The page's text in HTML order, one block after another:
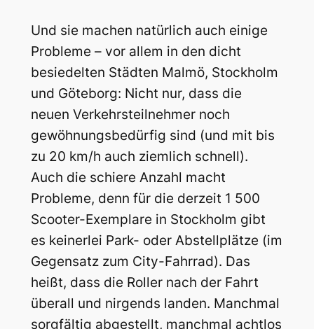
Und sie machen natürlich auch einige
Probleme – vor allem in den dicht
besiedelten Städten Malmö, Stockholm
und Göteborg: Nicht nur, dass die
neuen Verkehrsteilnehmer noch
gewöhnungsbedürfig sind (und mit bis
zu 20 km/h auch ziemlich schnell).
Auch die schiere Anzahl macht
Probleme, denn für die derzeit 1 500
Scooter-Exemplare in Stockholm gibt
es keinerlei Park- oder Abstellplätze (im
Gegensatz zum City-Fahrrad). Das
heißt, dass die Roller nach der Fahrt
überall und nirgends landen. Manchmal
sorgfältig abgestellt, manchmal achtlos